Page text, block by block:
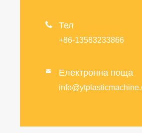
 Тел
+86-13583233866
 Електронна поща